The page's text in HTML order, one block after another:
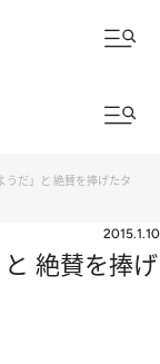
うだ」と 絶賛を捧げたタ
2015.1.10
絶賛を捧げ